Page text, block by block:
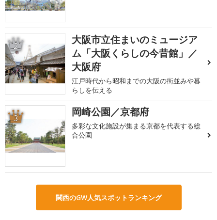
2
大阪市立住まいのミュージア
ム「大阪くらしの今昔館」／
大阪府
江戸時代から昭和までの大阪の街並みや暮
らしを伝える
3 岡崎公園／京都府
多彩な文化施設が集まる京都を代表する総
合公園
関西のGW人気スポットランキング